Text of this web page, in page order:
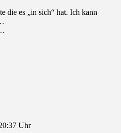
die es „in sich“ hat. Ich kann
Uhr